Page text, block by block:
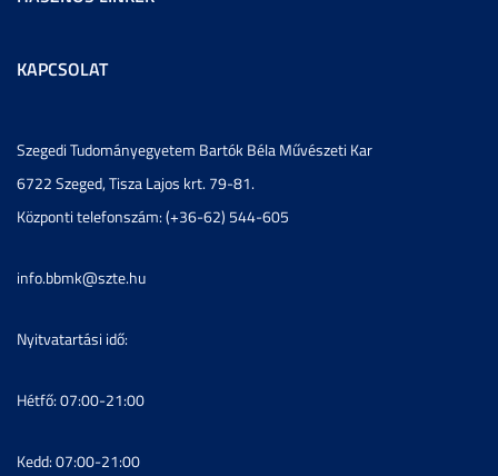
KAPCSOLAT
Szegedi Tudományegyetem Bartók Béla Művészeti Kar
6722 Szeged, Tisza Lajos krt. 79-81.
Központi telefonszám: (+36-62) 544-605
info.bbmk@szte.hu
Nyitvatartási idő:
Hétfő: 07:00-21:00
Kedd: 07:00-21:00